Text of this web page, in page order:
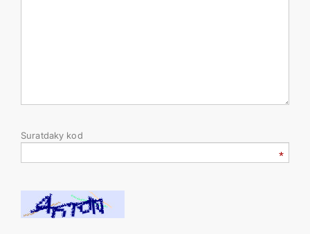
Suratdaky kod